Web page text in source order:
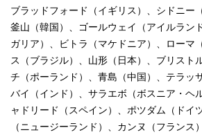
ブラッドフォード（イギリス）、シドニー
釜山（韓国）、ゴールウェイ（アイルラン
ガリア）、ビトラ（マケドニア）、ローマ
ス（ブラジル）、山形（日本）、ブリスト
チ（ポーランド）、青島（中国）、テラッ
バイ（インド）、サラエボ（ボスニア・ヘ
ャドリード（スペイン）、ポツダム（ドイ
（ニュージーランド）、カンヌ（フランス